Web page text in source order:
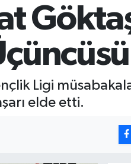
Ligi
elde etti.